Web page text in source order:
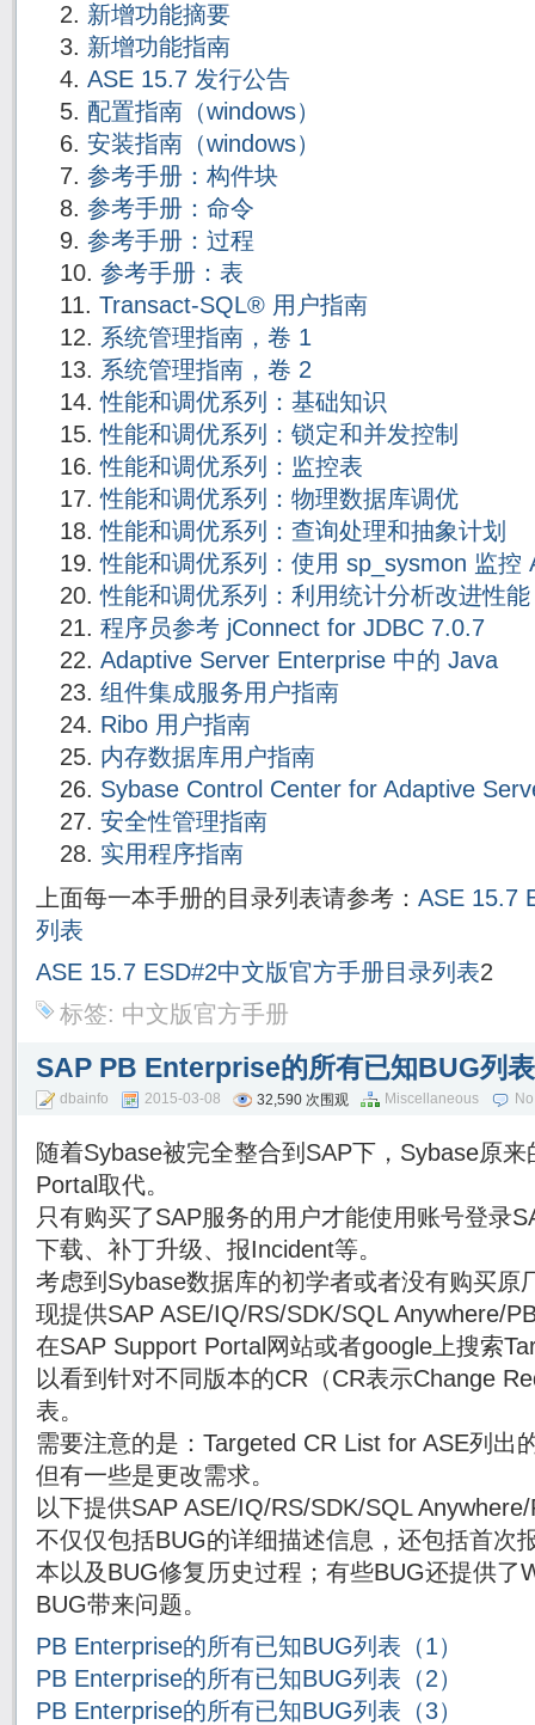
新增功能摘要
新增功能指南
ASE 15.7 发行公告
配置指南（windows）
安装指南（windows）
参考手册：构件块
参考手册：命令
参考手册：过程
参考手册：表
Transact-SQL® 用户指南
系统管理指南，卷 1
系统管理指南，卷 2
性能和调优系列：基础知识
性能和调优系列：锁定和并发控制
性能和调优系列：监控表
性能和调优系列：物理数据库调优
性能和调优系列：查询处理和抽象计划
性能和调优系列：使用 sp_sysmon 监控
性能和调优系列：利用统计分析改进性能
程序员参考 jConnect for JDBC 7.0.7
Adaptive Server Enterprise 中的 Java
组件集成服务用户指南
Ribo 用户指南
内存数据库用户指南
Sybase Control Center for Adaptive
安全性管理指南
实用程序指南
上面每一本手册的目录列表请参考： ASE 15.7
列表
ASE 15.7 ESD#2中文版官方手册目录列表2
标签: 中文版官方手册
SAP PB Enterprise的所有已知BUG列
dbainfo 2015-03-08 32,590 次围观 Miscellaneous
随着Sybase被完全整合到SAP下，Sybase原
Portal取代。
只有购买了SAP服务的用户才能使用账号登录
下载、补丁升级、报Incident等。
考虑到Sybase数据库的初学者或者没有购买原
现提供SAP ASE/IQ/RS/SDK/SQL Anywhere/
在SAP Support Portal网站或者google上搜索
以看到针对不同版本的CR（CR表示Change
表。
需要注意的是：Targeted CR List for ASE列出
但有一些是更改需求。
以下提供SAP ASE/IQ/RS/SDK/SQL
不仅仅包括BUG的详细描述信息，还包括首次
本以及BUG修复历史过程；有些BUG还提供了
BUG带来问题。
PB Enterprise的所有已知BUG列表（1）
PB Enterprise的所有已知BUG列表（2）
PB Enterprise的所有已知BUG列表（3）